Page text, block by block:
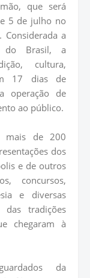
que será
5 de julho no
a
do Brasil, a
cultura,
17 dias de
operação de
ao público.
mais de 200
dos
e de outros
concursos,
e diversas
das tradições
chegaram à
da